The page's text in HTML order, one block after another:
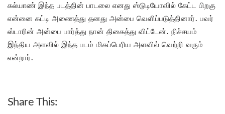
கல்யாண் இந்த படத்தின் பாடலை எனது ஸ்டுடியோவில் கேட்ட பிறகு
என்னை கட்டி அணைத்து தனது அன்பை வெளிப்படுத்தினார். பவர்
ஸ்டாரின் அன்பை பார்த்து நான் திகைத்து விட்டேன். நிச்சயம்
இந்திய அளவில் இந்த படம் மிகப்பெரிய அளவில் வெற்றி வரும்
என்றார்.
Share This: